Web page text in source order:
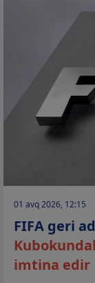
01 avq 2026, 12:15
FIFA geri
imtina edir